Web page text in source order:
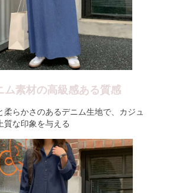
ム素材の高級感ある質感
柔らかさのあるデニム生地で、カジュ
質な印象を与える